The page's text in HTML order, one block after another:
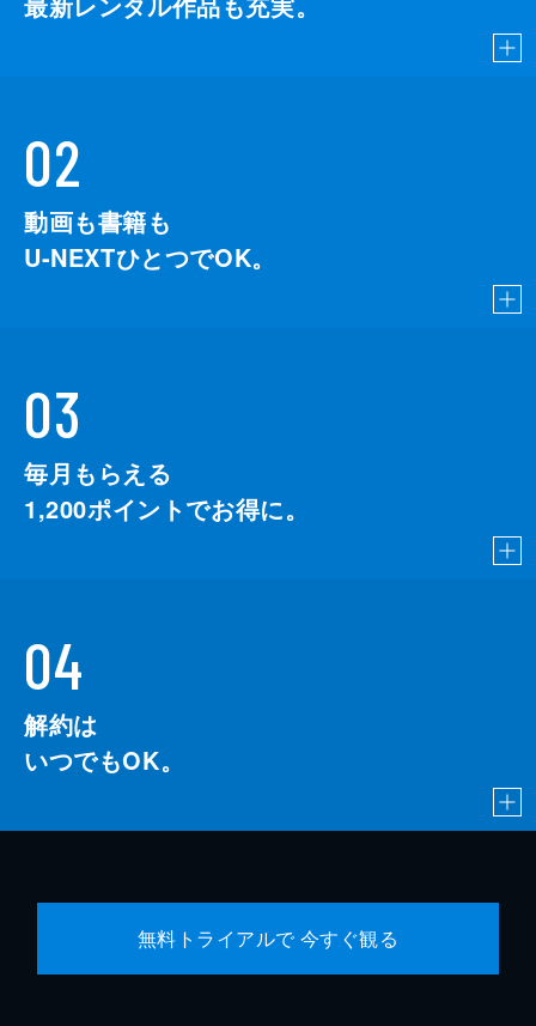
02
動画も書籍も
U-NEXTひとつでOK。
03
毎月もらえる
1,200ポイントでお得に。
04
解約は
いつでもOK。
無料トライアルで 今すぐ観る